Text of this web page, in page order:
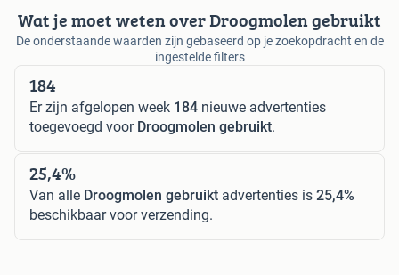
Wat je moet weten over Droogmolen gebruikt
De onderstaande waarden zijn gebaseerd op je zoekopdracht en de
ingestelde filters
184
Er zijn afgelopen week 184 nieuwe advertenties
toegevoegd voor Droogmolen gebruikt.
25,4%
Van alle Droogmolen gebruikt advertenties is 25,4%
beschikbaar voor verzending.